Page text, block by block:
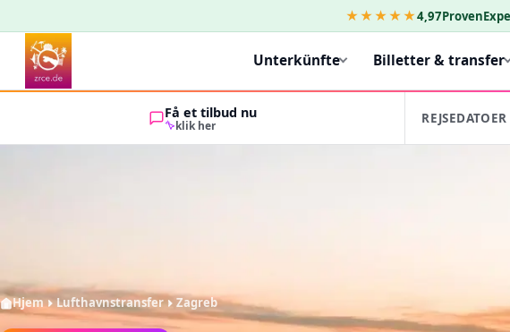
★★★★★4,97
Unterkünfte Billetter & transfer
Få et tilbud nu
klik her REJSEDATOER
Hjem Lufthavnstransfer Zagreb